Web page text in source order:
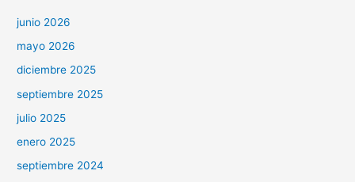
junio 2026
mayo 2026
diciembre 2025
septiembre 2025
julio 2025
enero 2025
septiembre 2024